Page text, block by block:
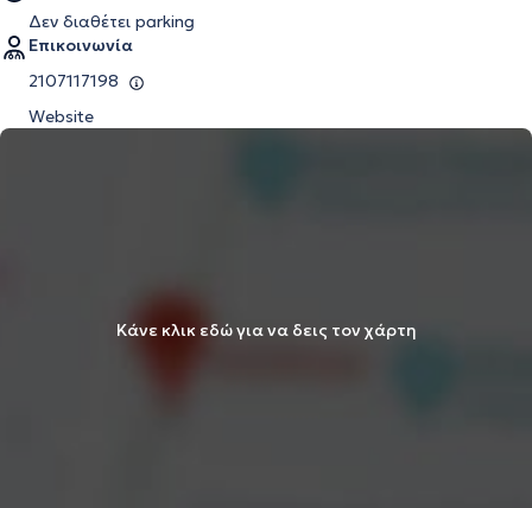
Δεν διαθέτει parking
Επικοινωνία
2107117198
Website
Κάνε κλικ εδώ για να δεις τον χάρτη